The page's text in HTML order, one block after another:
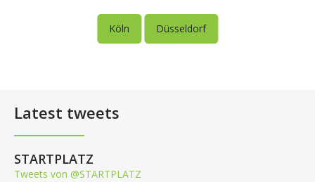
Köln Düsseldorf
Latest tweets
STARTPLATZ
Tweets von @STARTPLATZ